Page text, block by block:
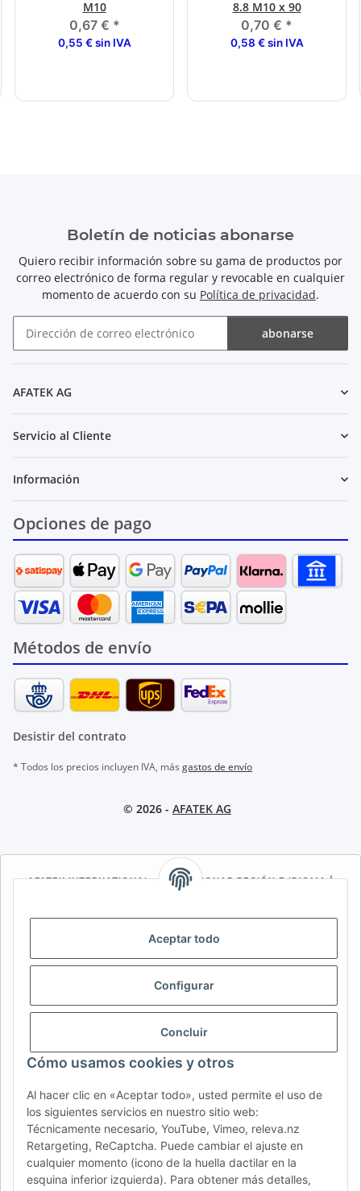
Aceptar todo
Configurar
Concluir
Cómo usamos cookies y otros
Al hacer clic en «Aceptar todo», usted permite el uso de
los siguientes servicios en nuestro sitio web:
Técnicamente necesario, YouTube, Vimeo, releva.nz
Retargeting, ReCaptcha. Puede cambiar el ajuste en
cualquier momento (icono de la huella dactilar en la
esquina inferior izquierda). Para obtener más detalles,
M10
0,67 € *
0,55 € sin IVA
8.8 M10 x 90
0,70 € *
0,58 € sin IVA
Boletín de noticias abonarse
Quiero recibir información sobre su gama de productos por
correo electrónico de forma regular y revocable en cualquier
momento de acuerdo con su Política de privacidad.
abonarse
AFATEK AG
Servicio al Cliente
Información
Opciones de pago
Métodos de envío
Desistir del contrato
* Todos los precios incluyen IVA, más gastos de envío
© 2026 - AFATEK AG
AFATEK INTERNATIONAL – SELECCIONAR REGIÓN E IDIOMA |
SELECT REGION & LANGUAGE | CHOISIR LA RÉGION ET LA
CH (DE)
CH (IT) BE (NL) BE (FR) NL
ES
SE FI CZ HU SK
AFATEK España| Su especialista en recambios para
remolques
Asesoría técnica:info@afatek.com | P. IVA (DE):